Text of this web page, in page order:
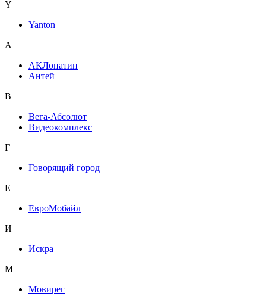
Y
Yanton
А
АКЛопатин
Антей
В
Вега-Абсолют
Видеокомплекс
Г
Говорящий город
Е
ЕвроМобайл
И
Искра
М
Мовирег